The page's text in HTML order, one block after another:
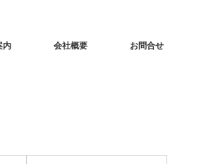
内 会社概要 お問合せ